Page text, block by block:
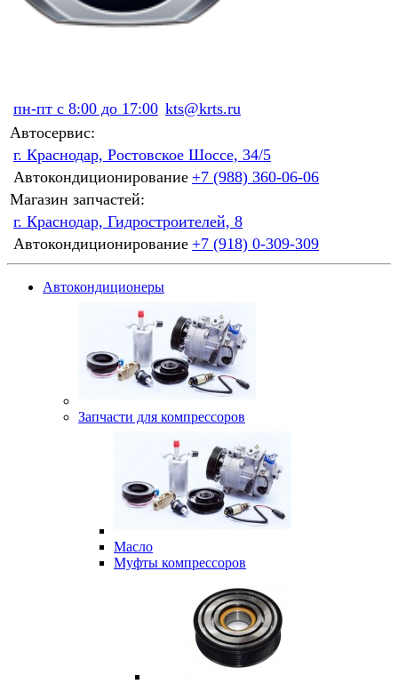
пн-пт с 8:00 до 17:00 kts@krts.ru
Автосервис:
г. Краснодар, Ростовское Шоссе, 34/5
Автокондиционирование +7 (988) 360-06-06
Магазин запчастей:
г. Краснодар, Гидростроителей, 8
Автокондиционирование +7 (918) 0-309-309
Автокондиционеры
Запчасти для компрессоров
Масло
Муфты компрессоров